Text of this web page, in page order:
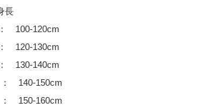
長
100-120cm
120-130cm
130-140cm
140-150cm
150-160cm